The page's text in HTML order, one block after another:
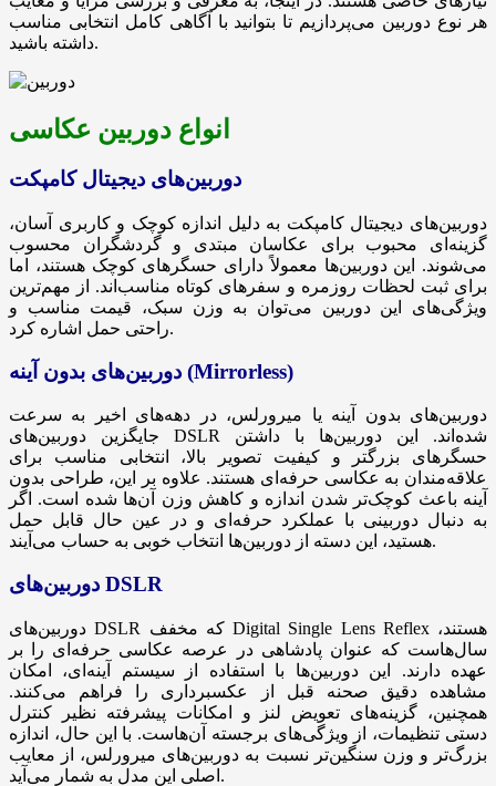
هر نوع دوربین می‌پردازیم تا بتوانید با آگاهی کامل انتخابی مناسب
داشته باشید.
انواع دوربین عکاسی
دوربین‌های دیجیتال کامپکت
دوربین‌های دیجیتال کامپکت به دلیل اندازه کوچک و کاربری آسان،
گزینه‌ای محبوب برای عکاسان مبتدی و گردشگران محسوب
می‌شوند. این دوربین‌ها معمولاً دارای حسگرهای کوچک هستند، اما
برای ثبت لحظات روزمره و سفرهای کوتاه مناسب‌اند. از مهم‌ترین
ویژگی‌های این دوربین می‌توان به وزن سبک، قیمت مناسب و
راحتی حمل اشاره کرد.
دوربین‌های بدون آینه (Mirrorless)
دوربین‌های بدون آینه یا میرورلس، در دهه‌های اخیر به سرعت
جایگزین دوربین‌های DSLR شده‌اند. این دوربین‌ها با داشتن
حسگرهای بزرگتر و کیفیت تصویر بالا، انتخابی مناسب برای
علاقه‌مندان به عکاسی حرفه‌ای هستند. علاوه بر این، طراحی بدون
آینه باعث کوچک‌تر شدن اندازه و کاهش وزن آن‌ها شده است. اگر
به دنبال دوربینی با عملکرد حرفه‌ای و در عین حال قابل حمل
هستید، این دسته از دوربین‌ها انتخاب خوبی به حساب می‌آیند.
دوربین‌های DSLR
دوربین‌های DSLR که مخفف Digital Single Lens Reflex هستند،
سال‌هاست که عنوان پادشاهی در عرصه عکاسی حرفه‌ای را بر
عهده دارند. این دوربین‌ها با استفاده از سیستم آینه‌ای، امکان
مشاهده دقیق صحنه قبل از عکسبرداری را فراهم می‌کنند.
همچنین، گزینه‌های تعویض لنز و امکانات پیشرفته نظیر کنترل
دستی تنظیمات، از ویژگی‌های برجسته آن‌هاست. با این حال، اندازه
بزرگ‌تر و وزن سنگین‌تر نسبت به دوربین‌های میرورلس، از معایب
اصلی این مدل به شمار می‌آید.